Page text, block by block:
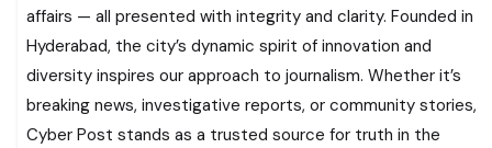
affairs — all presented with integrity and clarity. Founded in
Hyderabad, the city’s dynamic spirit of innovation and
diversity inspires our approach to journalism. Whether it’s
breaking news, investigative reports, or community stories,
Cyber Post stands as a trusted source for truth in the